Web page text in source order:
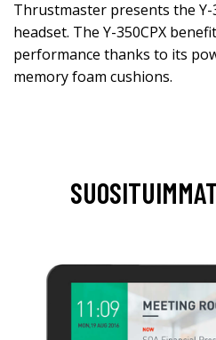
Thrustmaster presents the Y-
headset. The Y-350CPX
performance thanks to its
memory foam cushions.